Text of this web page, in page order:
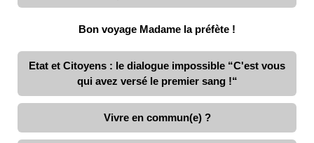
Bon voyage Madame la préfète !
Etat et Citoyens : le dialogue impossible “C'est vous
qui avez versé le premier sang !“
Vivre en commun(e) ?